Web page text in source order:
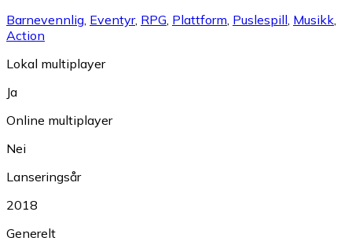
Barnevennlig Eventyr, RPG Plattform Puslespill Musikk
Action
Lokal multiplayer
Ja
Online multiplayer
Nei
Lanseringsår
2018
Generelt